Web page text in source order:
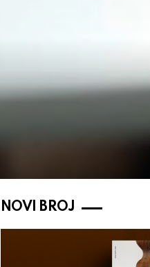
NOVI BROJ